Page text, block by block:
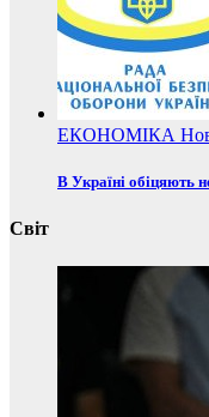
ЕКОНОМІКА
В Україні обіцяють
Світ